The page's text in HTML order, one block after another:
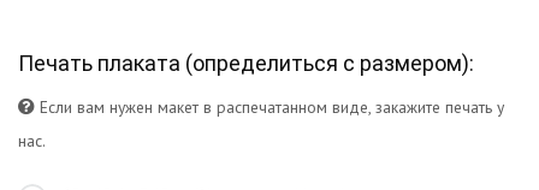
Печать плаката (определиться с размером):
Если вам нужен макет в распечатанном виде, закажите печать у
нас.